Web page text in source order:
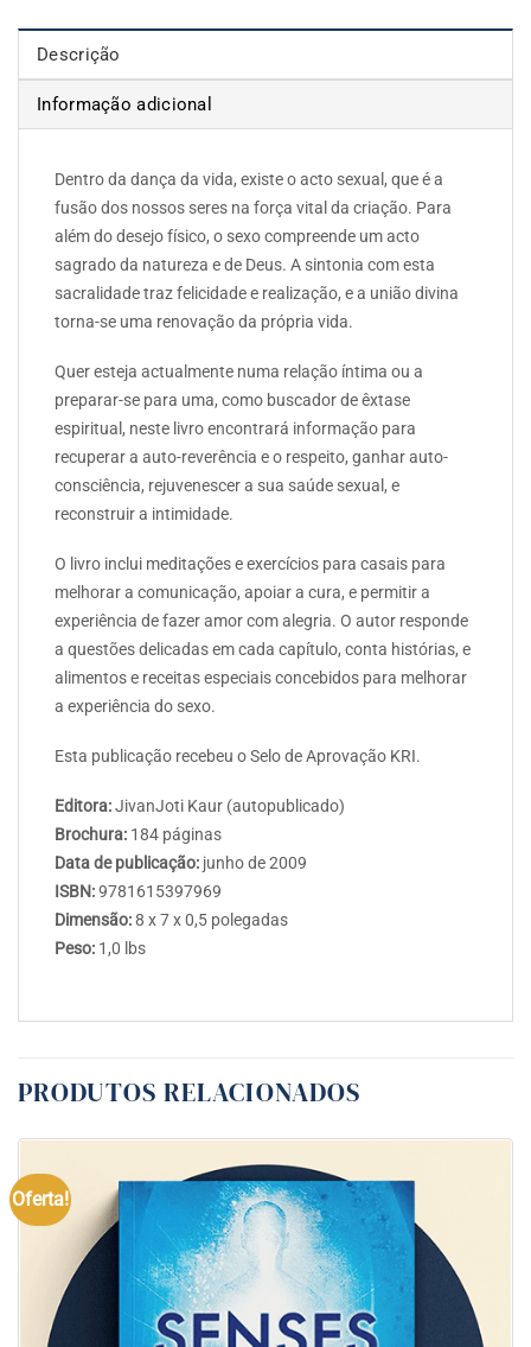
Descrição
Informação adicional
Dentro da dança da vida, existe o acto sexual, que é a
fusão dos nossos seres na força vital da criação. Para
além do desejo físico, o sexo compreende um acto
sagrado da natureza e de Deus. A sintonia com esta
sacralidade traz felicidade e realização, e a união divina
torna-se uma renovação da própria vida.
Quer esteja actualmente numa relação íntima ou a
preparar-se para uma, como buscador de êxtase
espiritual, neste livro encontrará informação para
recuperar a auto-reverência e o respeito, ganhar auto-
consciência, rejuvenescer a sua saúde sexual, e
reconstruir a intimidade.
O livro inclui meditações e exercícios para casais para
melhorar a comunicação, apoiar a cura, e permitir a
experiência de fazer amor com alegria. O autor responde
a questões delicadas em cada capítulo, conta histórias, e
alimentos e receitas especiais concebidos para melhorar
a experiência do sexo.
Esta publicação recebeu o Selo de Aprovação KRI.
Editora:JivanJoti Kaur (autopublicado)
Brochura: 184 páginas
Data de publicação: junho de 2009
ISBN:9781615397969
Dimensão:8 x 7 x 0,5 polegadas
Peso: 1,0 lbs
PRODUTOS RELACIONADOS
Oferta!